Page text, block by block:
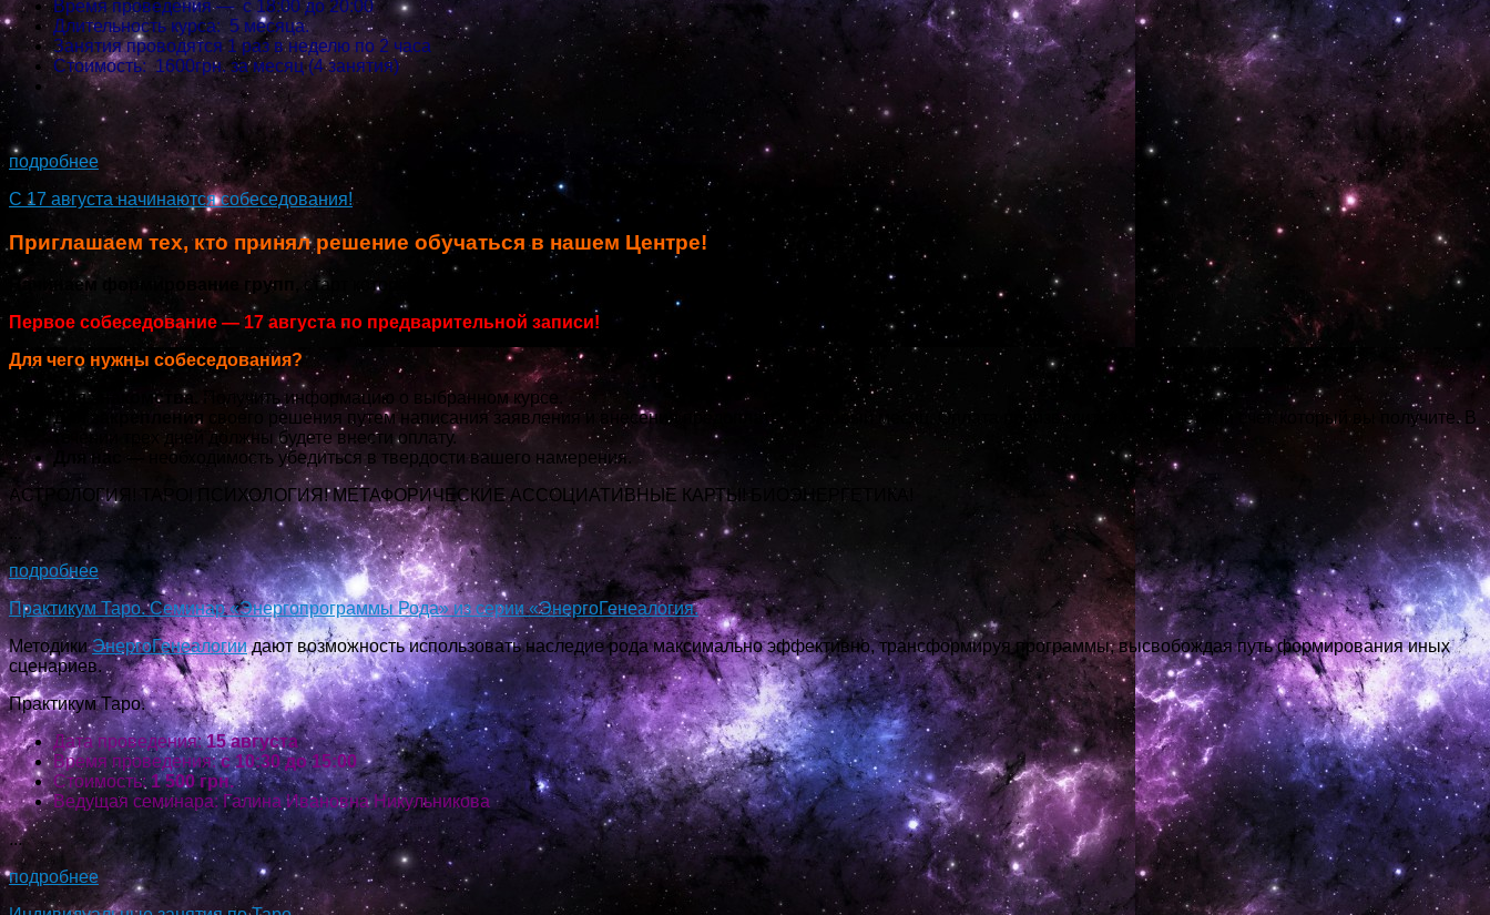
Время проведения — с 18:00 до 20:00
Длительность курса: 5 месяца.
Занятия проводятся 1 раз в неделю по 2 часа
Стоимость: 1600грн. за месяц (4 занятия)
подробнее
С 17 августа начинаются собеседования!
Приглашаем тех, кто принял решение обучаться в нашем Центре!
Начинаем формирование групп,
старт которых, запланирован на сентябрь 2020 года!
Первое собеседование — 17 августа по предварительной записи!
Для чего нужны собеседования?
Для знакомства.
Получить информацию о выбранном курсе.
Для закрепления
своего решения путем написания заявления и внесения предоплаты за первый месяц. Оплата производится на расчетный счет, который вы получите. В
течении трех дней должны будете внести оплату.
Для нас — необходимость убедиться в твердости вашего намерения.
АСТРОЛОГИЯ! ТАРО! ПСИХОЛОГИЯ! МЕТАФОРИЧЕСКИЕ АССОЦИАТИВНЫЕ КАРТЫ! БИОЭНЕРГЕТИКА!
...
подробнее
Практикум Таро. Семинар «Энергопрограммы Рода» из серии «ЭнергоГенеалогия.
МетодикиЭнергоГенеалогиидают возможность использовать наследие рода максимально эффективно, трансформируя программы, высвобождая путь формирования иных
сценариев.
Практикум Таро.
Дата проведения:15 августа
Время проведения:с 10:30 до 15:00
Стоимость:1 500 грн.
Ведущая семинара: Галина Ивановна Никульникова
...
подробнее